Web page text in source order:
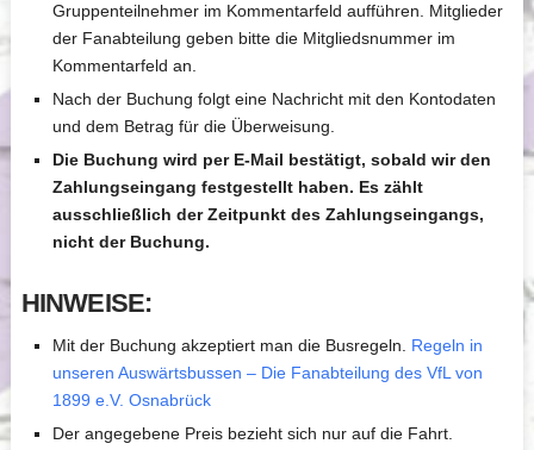
Gruppenteilnehmer im Kommentarfeld aufführen. Mitglieder
der Fanabteilung geben bitte die Mitgliedsnummer im
Kommentarfeld an.
Nach der Buchung folgt eine Nachricht mit den Kontodaten
und dem Betrag für die Überweisung.
Die Buchung wird per E-Mail bestätigt, sobald wir den
Zahlungseingang festgestellt haben. Es zählt
ausschließlich der Zeitpunkt des Zahlungseingangs,
nicht der Buchung.
HINWEISE:
Mit der Buchung akzeptiert man die Busregeln. Regeln in
unseren Auswärtsbussen – Die Fanabteilung des VfL von
1899 e.V. Osnabrück
Der angegebene Preis bezieht sich nur auf die Fahrt.